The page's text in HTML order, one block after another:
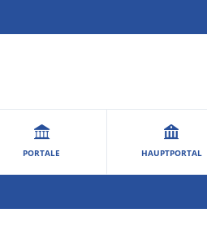
PORTALE HAUPTPORTAL